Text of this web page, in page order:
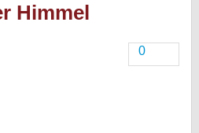
Himmel
0
Veranstaltungen